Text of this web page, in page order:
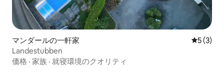
マンダールの一軒家 レビュー
5 (3)
Landestubben
価格 · 家族 · 就寝環境のクオリティ